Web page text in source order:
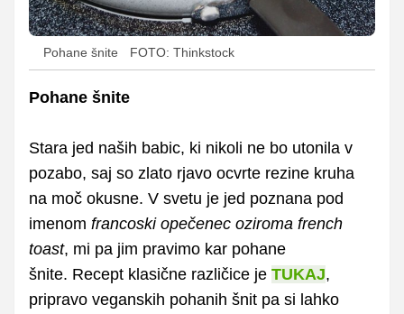
Pohane šnite FOTO: Thinkstock
Pohane šnite
Stara jed naših babic, ki nikoli ne bo utonila v
pozabo, saj so zlato rjavo ocvrte rezine kruha
na moč okusne. V svetu je jed poznana pod
imenom francoski opečenec oziroma french
toast, mi pa jim pravimo kar pohane
šnite. Recept klasične različice je TUKAJ,
pripravo veganskih pohanih šnit pa si lahko